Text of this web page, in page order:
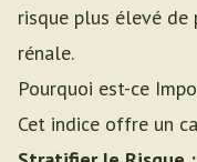
risque plus élevé de
rénale.
Pourquoi est-ce
Cet indice offre un